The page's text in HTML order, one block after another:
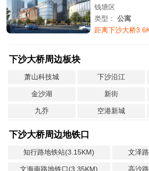
钱塘区
类型：公寓
距离下沙大桥
下沙大桥周边板块
萧山科技城 下沙沿江
金沙湖 新街
九乔 空港新城
下沙大桥周边地铁口
知行路地铁站(3.15KM) 文泽
文海南路地铁口(3.35KM) 高沙